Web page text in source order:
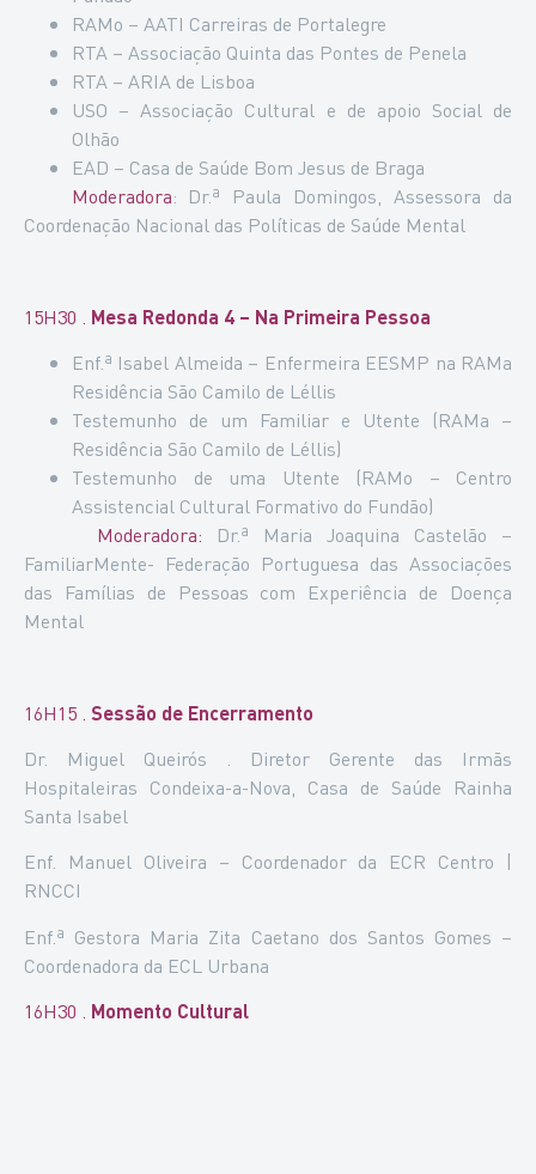
RAMo – AATI Carreiras de Portalegre
RTA – Associação Quinta das Pontes de Penela
RTA – ARIA de Lisboa
USO – Associação Cultural e de apoio Social de
Olhão
EAD – Casa de Saúde Bom Jesus de Braga
Moderadora: Dr.ª Paula Domingos, Assessora da
Coordenação Nacional das Políticas de Saúde Mental
15H30 . Mesa Redonda 4 – Na Primeira Pessoa
Enf.ª Isabel Almeida – Enfermeira EESMP na RAMa
Residência São Camilo de Léllis
Testemunho de um Familiar e Utente (RAMa –
Residência São Camilo de Léllis)
Testemunho de uma Utente (RAMo – Centro
Assistencial Cultural Formativo do Fundão)
Moderadora: Dr.ª Maria Joaquina Castelão –
FamiliarMente- Federação Portuguesa das Associações
das Famílias de Pessoas com Experiência de Doença
Mental
16H15 . Sessão de Encerramento
Dr. Miguel Queirós . Diretor Gerente das Irmãs
Hospitaleiras Condeixa-a-Nova, Casa de Saúde Rainha
Santa Isabel
Enf. Manuel Oliveira – Coordenador da ECR Centro |
RNCCI
Enf.ª Gestora Maria Zita Caetano dos Santos Gomes –
Coordenadora da ECL Urbana
16H30 . Momento Cultural